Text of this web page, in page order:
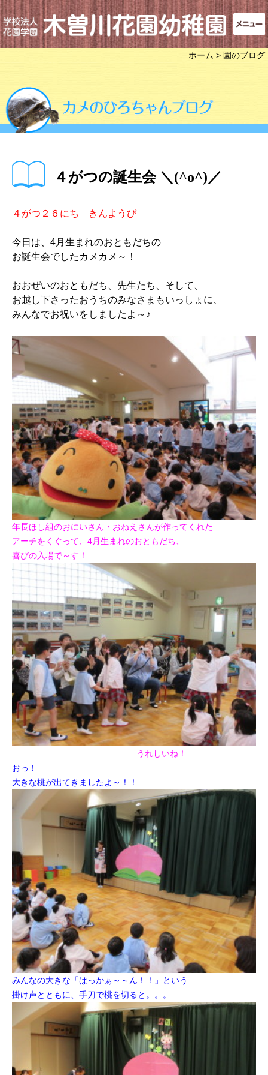
ホーム > 園のブログ
４がつの誕生会 ＼(^o^)／
４がつ２６にち きんようび
今日は、4月生まれのおともだちの
お誕生会でしたカメカメ～！
おおぜいのおともだち、先生たち、そして、
お越し下さったおうちのみなさまもいっしょに、
みんなでお祝いをしましたよ～♪
年長ほし組のおにいさん・おねえさんが作ってくれた
アーチをくぐって、4月生まれのおともだち、
喜びの入場で～す！
うれしいね！
おっ！
大きな桃が出てきましたよ～！！
みんなの大きな「ぱっかぁ～～ん！！」という
掛け声とともに、 手刀で桃を切ると。。。